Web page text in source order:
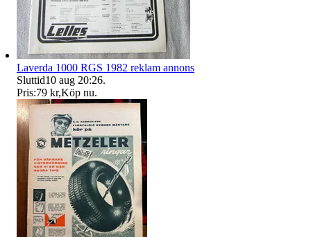
Laverda 1000 RGS 1982 reklam annons
Sluttid10 aug 20:26.
Pris:79 kr,Köp nu.